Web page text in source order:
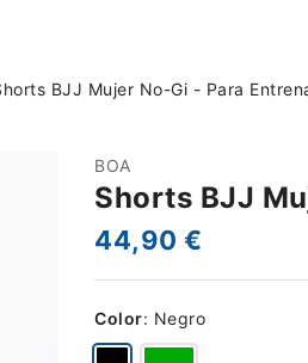
BJJ Mujer No-Gi - Para
BOA
Shorts BJJ
44,90 €
Color: Negro